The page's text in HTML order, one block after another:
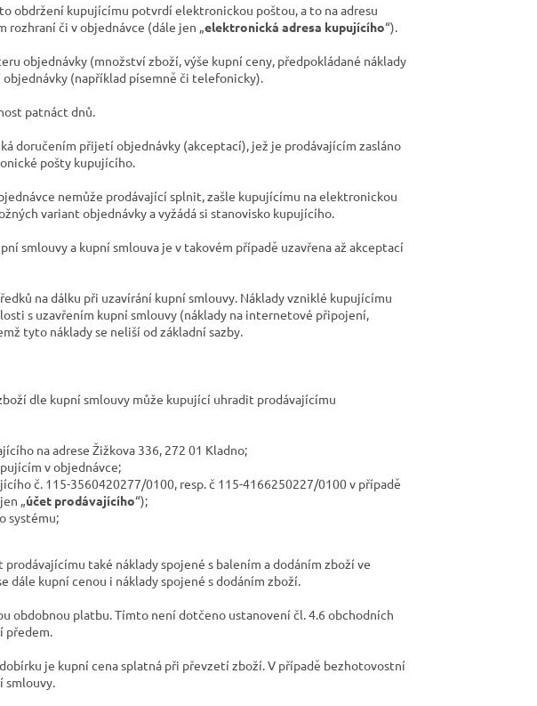
obdržení kupujícímu potvrdí elektronickou poštou, a to na adresu
či v objednávce (dále jen „elektronická adresa kupujícího“).
objednávky (množství zboží, výše kupní ceny, předpokládané náklady
(například písemně či telefonicky).
patnáct dnů.
doručením přijetí objednávky (akceptací), jež je prodávajícím zasláno
pošty kupujícího.
nemůže prodávající splnit, zašle kupujícímu na elektronickou
variant objednávky a vyžádá si stanovisko kupujícího.
smlouvy a kupní smlouva je v takovém případě uzavřena až akceptací
na dálku při uzavírání kupní smlouvy. Náklady vzniklé kupujícímu
s uzavřením kupní smlouvy (náklady na internetové připojení,
tyto náklady se neliší od základní sazby.
dle kupní smlouvy může kupující uhradit prodávajícímu
na adrese Žižkova 336, 272 01 Kladno;
v objednávce;
č. 115-3560420277/0100, resp. č 115-4166250227/0100 v případě
„účet prodávajícího“);
systému;
také náklady spojené s balením a dodáním zboží ve
dále kupní cenou i náklady spojené s dodáním zboží.
obdobnou platbu. Tímto není dotčeno ustanovení čl. 4.6 obchodních
předem.
je kupní cena splatná při převzetí zboží. V případě bezhotovostní
smlouvy.